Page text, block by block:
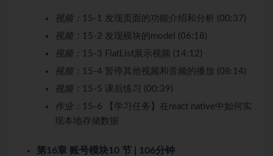
视频： 15-1 发现页面的功能介绍和分析 (00:37)
视频： 15-2 发现模块的model (06:18)
视频： 15-3 FlatList展示视频 (14:12)
视频： 15-4 暂停其他视频和音频的播放 (08:14)
视频： 15-5 课后练习 (00:39)
作业： 15-6 【学习任务】在react native中如何实
现本地存储数据
第16章 账号模块10 节 | 106分钟